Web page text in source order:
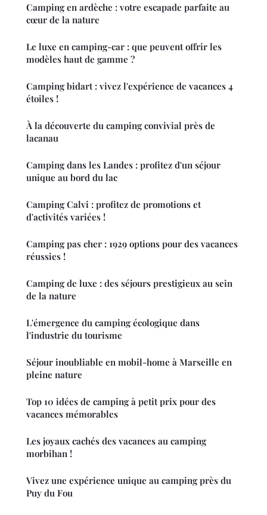
Camping en ardèche : votre escapade parfaite au
cœur de la nature
Le luxe en camping-car : que peuvent offrir les
modèles haut de gamme ?
Camping bidart : vivez l'expérience de vacances 4
étoiles !
À la découverte du camping convivial près de
lacanau
Camping dans les Landes : profitez d'un séjour
unique au bord du lac
Camping Calvi : profitez de promotions et
d'activités variées !
Camping pas cher : 1929 options pour des vacances
réussies !
Camping de luxe : des séjours prestigieux au sein
de la nature
L'émergence du camping écologique dans
l'industrie du tourisme
Séjour inoubliable en mobil-home à Marseille en
pleine nature
Top 10 idées de camping à petit prix pour des
vacances mémorables
Les joyaux cachés des vacances au camping
morbihan !
Vivez une expérience unique au camping près du
Puy du Fou